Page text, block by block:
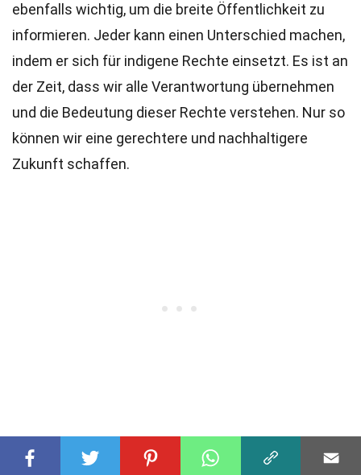
ebenfalls wichtig, um die breite Öffentlichkeit zu
informieren. Jeder kann einen Unterschied machen,
indem er sich für indigene Rechte einsetzt. Es ist an
der Zeit, dass wir alle Verantwortung übernehmen
und die Bedeutung dieser Rechte verstehen. Nur so
können wir eine gerechtere und nachhaltigere
Zukunft schaffen.
War diese Seite hilfreich?